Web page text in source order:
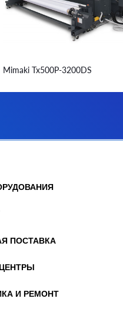
Mimaki Tx500P-3200DS
ПОСТАВКА
И РЕМОНТ